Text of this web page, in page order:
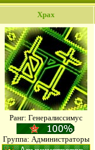
Xpax
Ранг: Генералиссимус
Группа: Администраторы